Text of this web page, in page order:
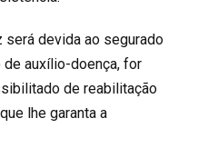
devida ao segurado
auxílio-doença, for
de reabilitação
lhe garanta a